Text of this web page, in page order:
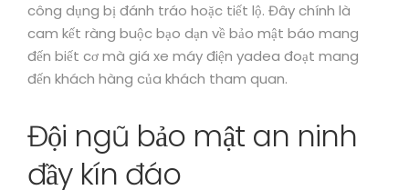
công dụng bị đánh tráo hoặc tiết lộ. Đây chính là
cam kết ràng buộc bạo dạn về bảo mật báo mang
đến biết cơ mà giá xe máy điện yadea đoạt mang
đến khách hàng của khách tham quan.
Đội ngũ bảo mật an ninh
đầy kín đáo